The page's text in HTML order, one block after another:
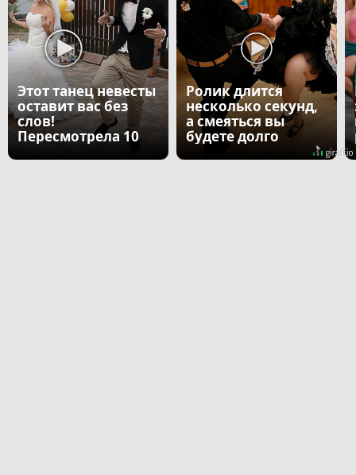
Этот танец невесты
оставит вас без
слов!
Пересмотрела 10
Ролик длится
несколько секунд,
а смеяться вы
будете долго